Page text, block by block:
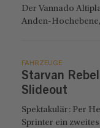
Der Vannado
Anden-
FAHRZEUGE
Starvan
Slideout
Spektakulär: Per
Sprinter ein